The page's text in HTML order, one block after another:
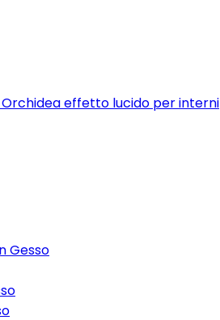
effetto lucido per interni
Gesso